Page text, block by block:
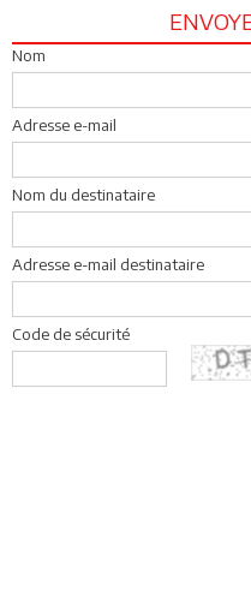
Nom
Adresse e-mail
Nom du destinataire
Adresse e-mail destinataire
Code de sécurité